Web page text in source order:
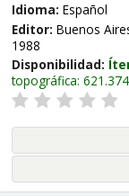
Idioma: Español
Editor: Buenos
1988
Disponibilidad:
topográfica: